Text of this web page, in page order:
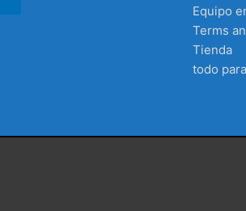
Equipo
Terms
Tienda
todo